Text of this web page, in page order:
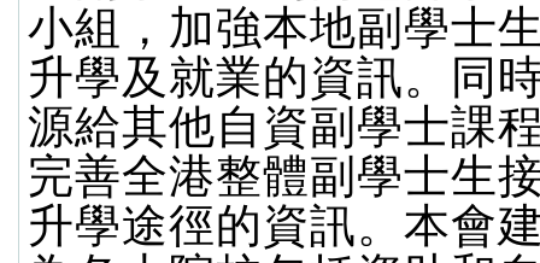
小組，加強本地副學士
升學及就業的資訊。同
源給其他自資副學士課
完善全港整體副學士生
升學途徑的資訊。本會